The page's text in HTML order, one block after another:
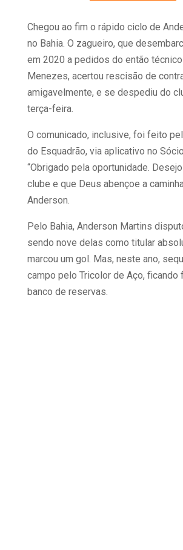
Chegou ao fim o rápido ciclo de
no Bahia. O zagueiro, que
em 2020 a pedidos do então
Menezes, acertou rescisão de
amigavelmente, e se despediu do
terça-feira.
O comunicado, inclusive, foi feito
do Esquadrão, via aplicativo no
“Obrigado pela oportunidade.
clube e que Deus abençoe a
Anderson.
Pelo Bahia, Anderson Martins
sendo nove delas como titular
marcou um gol. Mas, neste ano,
campo pelo Tricolor de Aço, ficando
banco de reservas.